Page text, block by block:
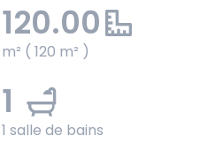
120.00
m² ( 120 m² )
1
1 salle de bains